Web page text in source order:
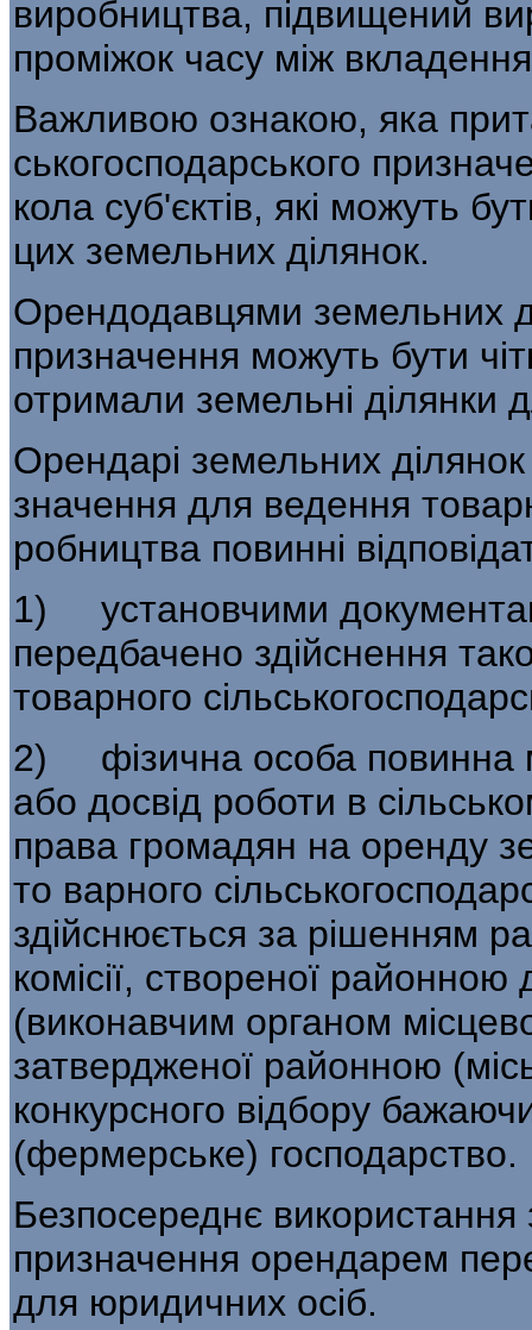
виробництва, підвищений
проміжок часу між
Важливою ознакою, яка
ськогосподарського
кола суб'єктів, які можуть
цих земельних ділянок.
Орендодавцями земельних
призначення можуть бути
отримали земельні ділянки
Орендарі земельних
значення для ведення
робництва повинні
1) установчими
передбачено здійснення
товарного
2) фізична особа повинна
або досвід роботи в
права громадян на оренду
то­ варного
здійснюється за рішенням
комісії, створеної
(виконавчим органом
затвердженої районною
конкурсного відбору
(фермерське) господарство.
Безпосереднє використання
призначення орендарем
для юридичних осіб.